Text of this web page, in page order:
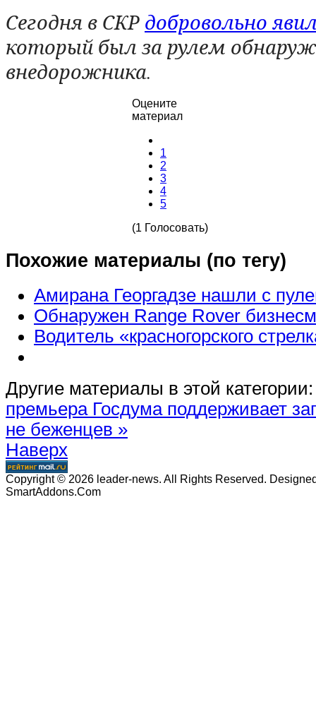
Сегодня в СКР добровольно
который был за рулем
внедорожника.
Оцените
материал
1
2
3
4
5
(1 Голосовать)
Похожие материалы (по тегу)
Амирана Георгадзе нашли с
Обнаружен Range Rover
Водитель «красногорского
Другие материалы в этой категории:
премьера Госдума поддерживает
не беженцев »
Наверх
Copyright © 2026 leader-news. All Rights Reserved.
SmartAddons.Com